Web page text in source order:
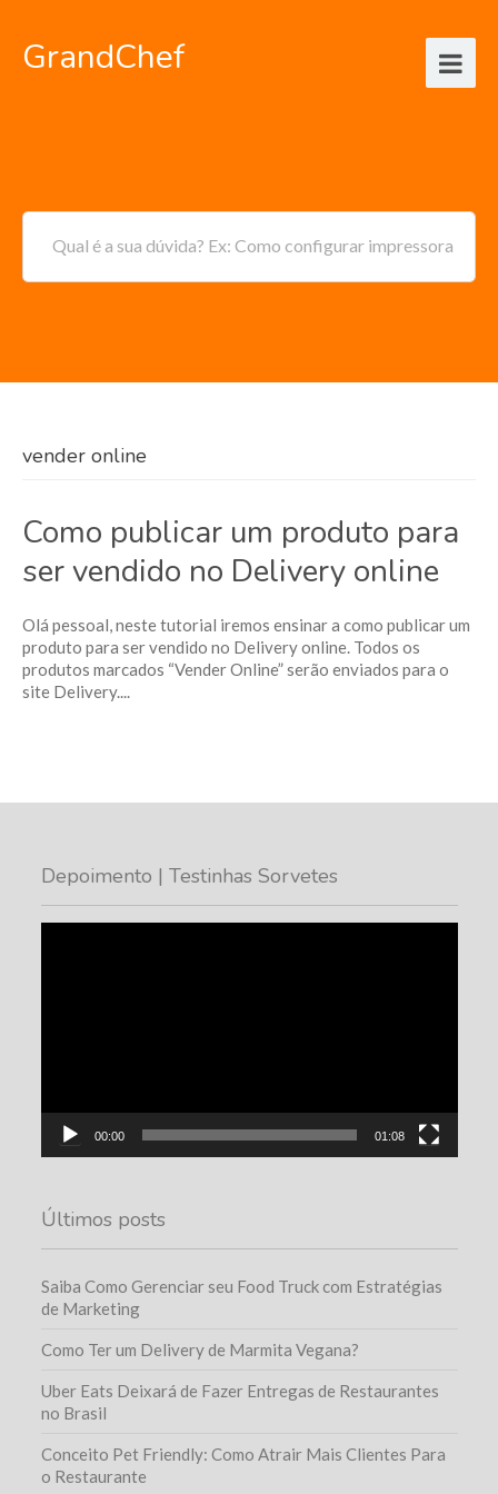
GrandChef
Qual é a sua dúvida? Ex: Como configurar impressora
vender online
Como publicar um produto para
ser vendido no Delivery online
Olá pessoal, neste tutorial iremos ensinar a como publicar um
produto para ser vendido no Delivery online. Todos os
produtos marcados “Vender Online” serão enviados para o
site Delivery....
Depoimento | Testinhas Sorvetes
00:00 01:08
Últimos posts
Saiba Como Gerenciar seu Food Truck com Estratégias
de Marketing
Como Ter um Delivery de Marmita Vegana?
Uber Eats Deixará de Fazer Entregas de Restaurantes
no Brasil
Conceito Pet Friendly: Como Atrair Mais Clientes Para
o Restaurante